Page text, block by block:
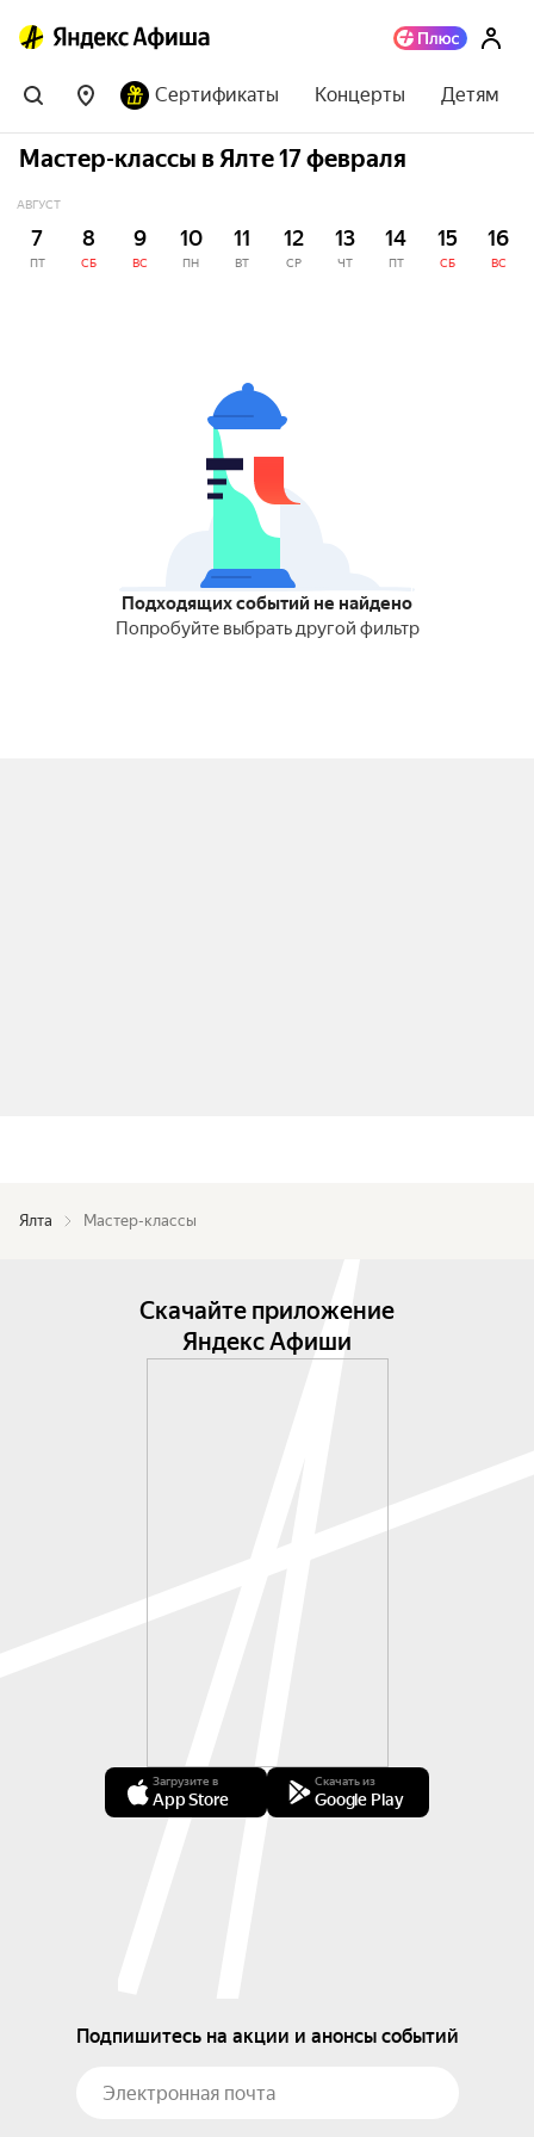
Сертификаты Концерты Детям
Мастер-классы в Ялте 17 февраля
АВГУСТ
7
ПТ
8
СБ
9
ВС
10
ПН
11
ВТ
12
СР
13
ЧТ
14
ПТ
15
СБ
16
ВС
Подходящих событий не найдено
Попробуйте выбрать другой фильтр
Ялта Мастер-классы
Скачайте приложение
Яндекс Афиши
Загрузите в
App Store
Скачать из
Google Play
Подпишитесь на акции и анонсы событий